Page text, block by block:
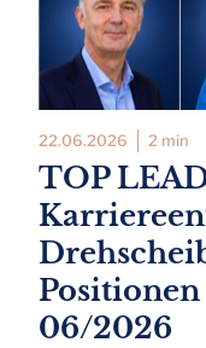
22.06.2026 2 min
TOP
06/2026